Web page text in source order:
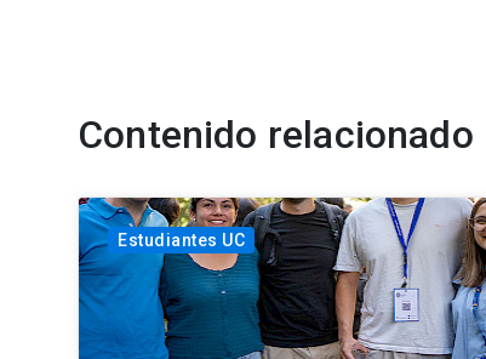
Contenido relacionado
Estudiantes UC